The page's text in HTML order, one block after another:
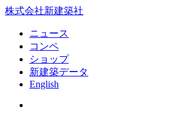
株式会社新建築社
ニュース
コンペ
ショップ
新建築データ
English